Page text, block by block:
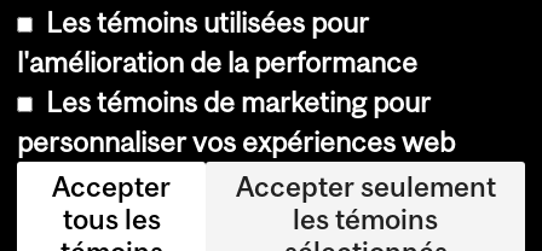
© Université McGill, 2026
Accessibilité
Avis sur les témoins
Paramètres des témoins
Les témoins utilisées pour
l'amélioration de la performance
Les témoins de marketing pour
personnaliser vos expériences web
Accepter
tous les
Accepter seulement
les témoins